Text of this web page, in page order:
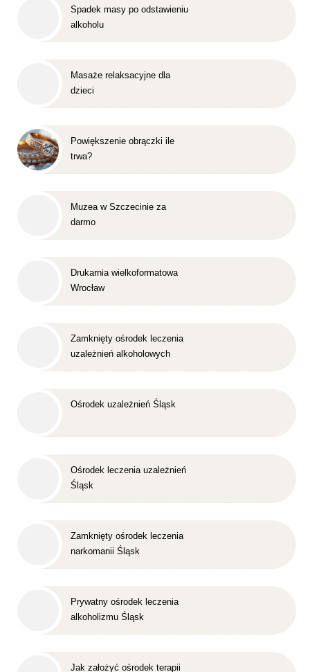
Spadek masy po odstawieniu
alkoholu
Masaże relaksacyjne dla
dzieci
Powiększenie obrączki ile
trwa?
Muzea w Szczecinie za
darmo
Drukarnia wielkoformatowa
Wrocław
Zamknięty ośrodek leczenia
uzależnień alkoholowych
Ośrodek uzależnień Śląsk
Ośrodek leczenia uzależnień
Śląsk
Zamknięty ośrodek leczenia
narkomanii Śląsk
Prywatny ośrodek leczenia
alkoholizmu Śląsk
Jak założyć ośrodek terapii